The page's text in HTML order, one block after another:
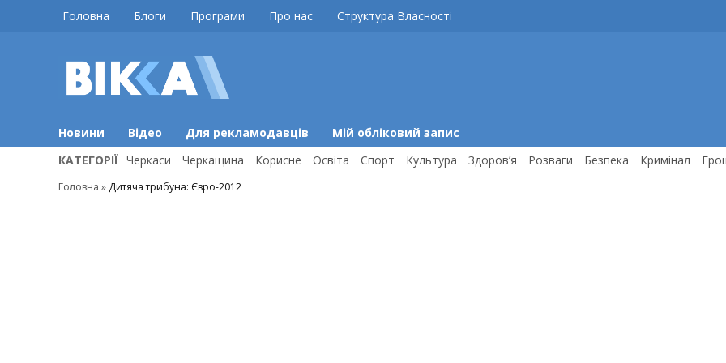
Головна Блоги Програми Про нас Структура Власності
Новини Відео Для рекламодавців
Мій обліковий запис
КАТЕГОРІЇ Черкаси Черкащина Корисне Освіта Спорт Культура Здоров’я Розваги Безпека Кримінал
Головна » Дитяча трибуна: Євро-2012